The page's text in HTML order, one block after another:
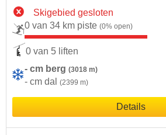
Skigebied gesloten
0 van 34 km piste (0% open)
0 van 5 liften
- cm berg (3018 m)
- cm dal (2399 m)
Details